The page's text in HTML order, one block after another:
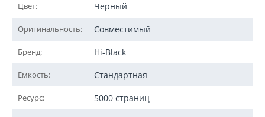
Цвет: Черный
Оригинальность: Совместимый
Бренд: Hi-Black
Емкость: Стандартная
Ресурс: 5000 страниц